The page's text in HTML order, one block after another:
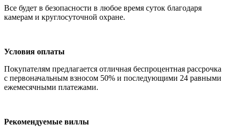
Все будет в безопасности в любое время суток благодаря
камерам и круглосуточной охране.
Условия оплаты
Покупателям предлагается отличная беспроцентная рассрочка
с первоначальным взносом 50% и последующими 24 равными
ежемесячными платежами.
Рекомендуемые виллы